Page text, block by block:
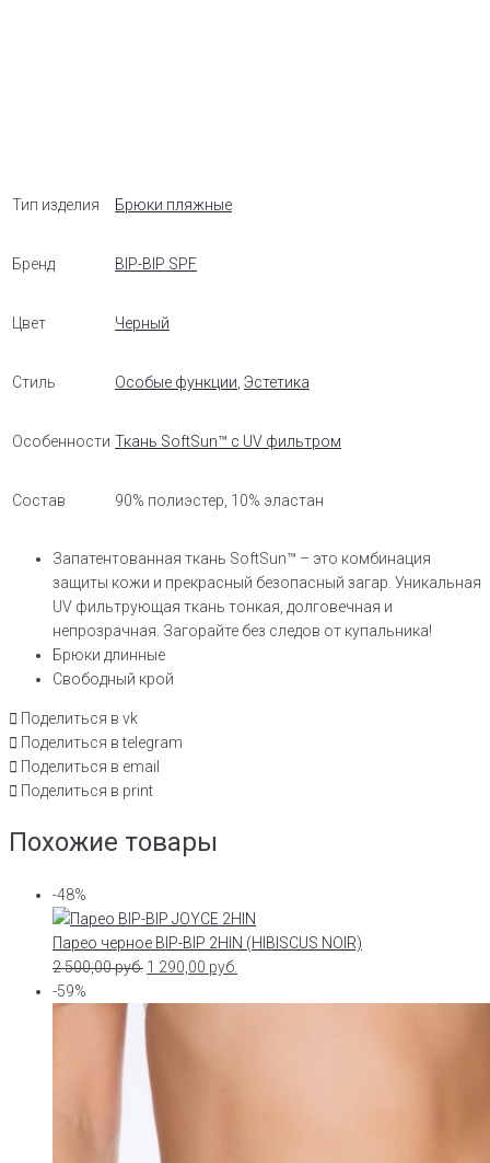
Тип изделия Брюки пляжные
Бренд BIP-BIP SPF
Цвет Черный
Стиль Особые функции Эстетика
Особенности Ткань SoftSun™ с UV фильтром
Состав 90% полиэстер, 10% эластан
Запатентованная ткань SoftSun™ – это комбинация
защиты кожи и прекрасный безопасный загар. Уникальная
UV фильтрующая ткань тонкая, долговечная и
непрозрачная. Загорайте без следов от купальника!
Брюки длинные
Свободный крой
Поделиться в vk
Поделиться в telegram
Поделиться в email
Поделиться в print
Похожие товары
-48%
Парео черное BIP-BIP 2HIN (HIBISCUS NOIR)
2 500,00руб. 1 290,00 руб.
-59%